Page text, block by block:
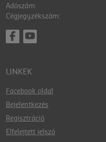
Adószám:
Cégjegyzékszám:
LINKEK
Facebook oldal
Bejelentkezés
Regisztráció
Elfelejtett jelszó